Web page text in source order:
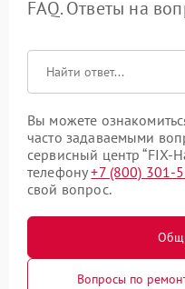
FAQ. Ответы на
Вы можете
часто задаваемыми
сервисный центр “FIX-
телефону+7 (800) 301-
свой вопрос.
Вопросы по